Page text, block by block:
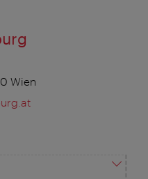
Wien